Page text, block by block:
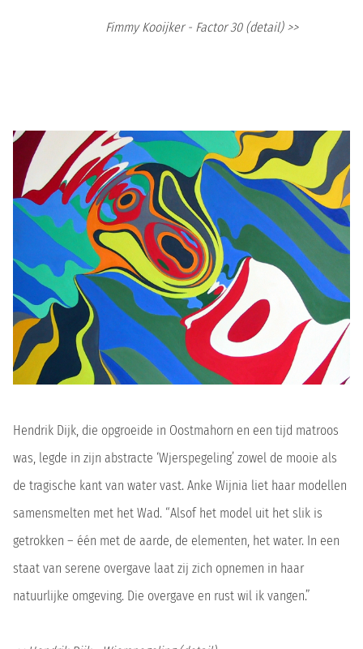
Fimmy Kooijker - Factor 30 (detail) >>
Hendrik Dijk, die opgroeide in Oostmahorn en een tijd matroos
was, legde in zijn abstracte ‘Wjerspegeling’ zowel de mooie als
de tragische kant van water vast. Anke Wijnia liet haar modellen
samensmelten met het Wad. “Alsof het model uit het slik is
getrokken – één met de aarde, de elementen, het water. In een
staat van serene overgave laat zij zich opnemen in haar
natuurlijke omgeving. Die overgave en rust wil ik vangen.”